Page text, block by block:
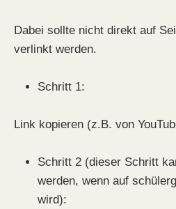
Dabei sollte nicht direkt auf
verlinkt werden.
Schritt 1:
Link kopieren (z.B. von
Schritt 2 (dieser Schritt
werden, wenn auf
wird):